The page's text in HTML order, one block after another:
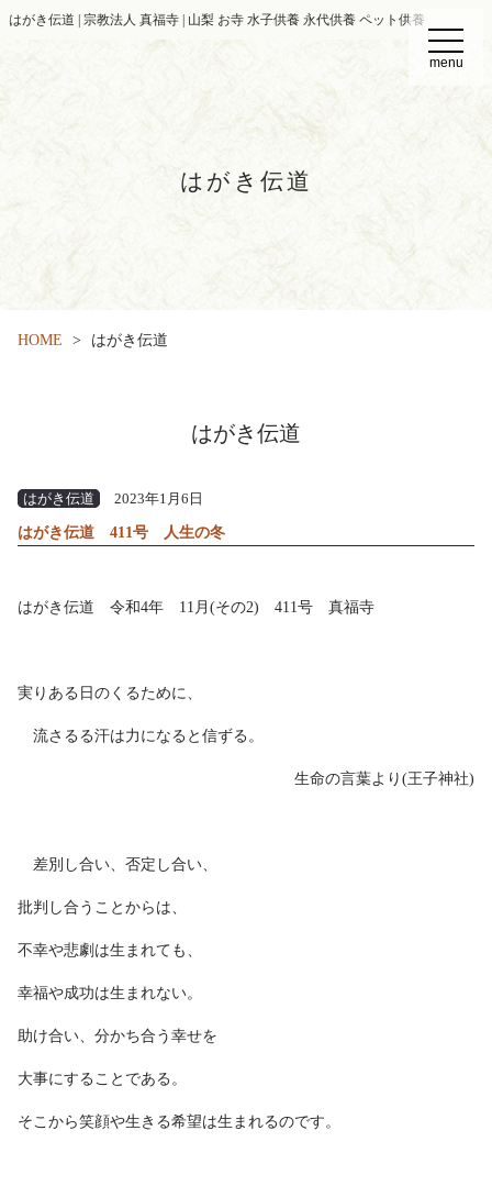
はがき伝道 | 宗教法人 真福寺 | 山梨 お寺 水子供養 永代供養 ペット供養
t
o
g
menu
はがき伝道
HOME はがき伝道
はがき伝道
はがき伝道 2023年1月6日
はがき伝道 411号 人生の冬
はがき伝道 令和4年 11月(その2) 411号 真福寺
実りある日のくるために、
流さるる汗は力になると信ずる。
生命の言葉より(王子神社)
差別し合い、否定し合い、
批判し合うことからは、
不幸や悲劇は生まれても、
幸福や成功は生まれない。
助け合い、分かち合う幸せを
大事にすることである。
そこから笑顔や生きる希望は生まれるのです。